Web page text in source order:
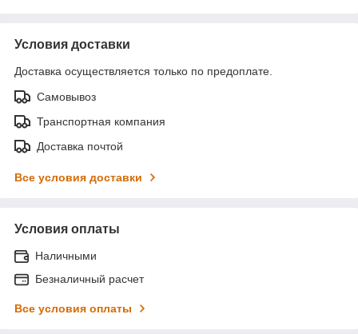
Условия доставки
Доставка осуществляется только по предоплате.
Самовывоз
Транспортная компания
Доставка почтой
Все условия доставки
Условия оплаты
Наличными
Безналичный расчет
Все условия оплаты